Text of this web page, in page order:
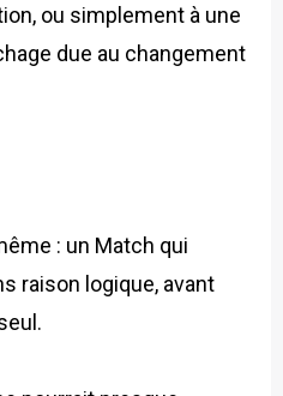
ou simplement à une
due au changement
: un Match qui
raison logique, avant